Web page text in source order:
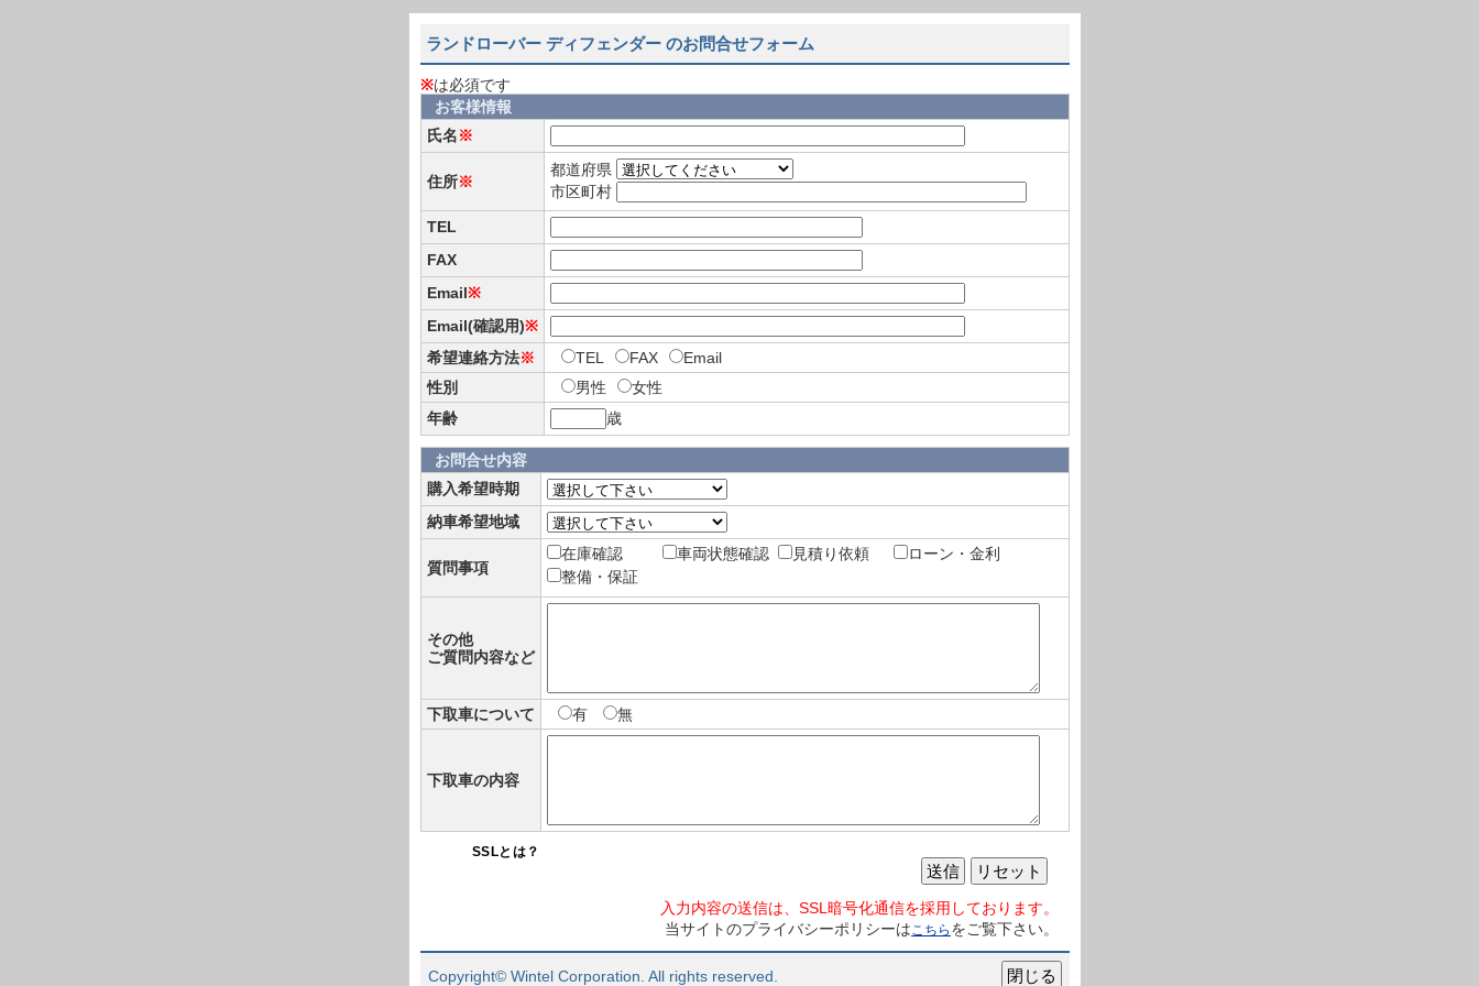
ランドローバー ディフェンダー のお問合せフォーム
※は必須です
お客様情報
氏名※
住所※
都道府県
市区町村
TEL
FAX
Email※
Email(確認用)※
希望連絡方法※ TEL FAX
Email
性別
男性
女性
年齢
歳
お問合せ内容
購入希望時期
納車希望地域
質問事項
在庫確認 車両状態確認 見積り依頼
ローン・金利
整備・保証
その他
ご質問内容など
下取車について 有 無
下取車の内容
SSLとは？
リセット
送信
入力内容の送信は、SSL暗号化通信を採用しております。
当サイトのプライバシーポリシーはこちら をご覧下さい。
Copyright© Wintel Corporation. All rights reserved.